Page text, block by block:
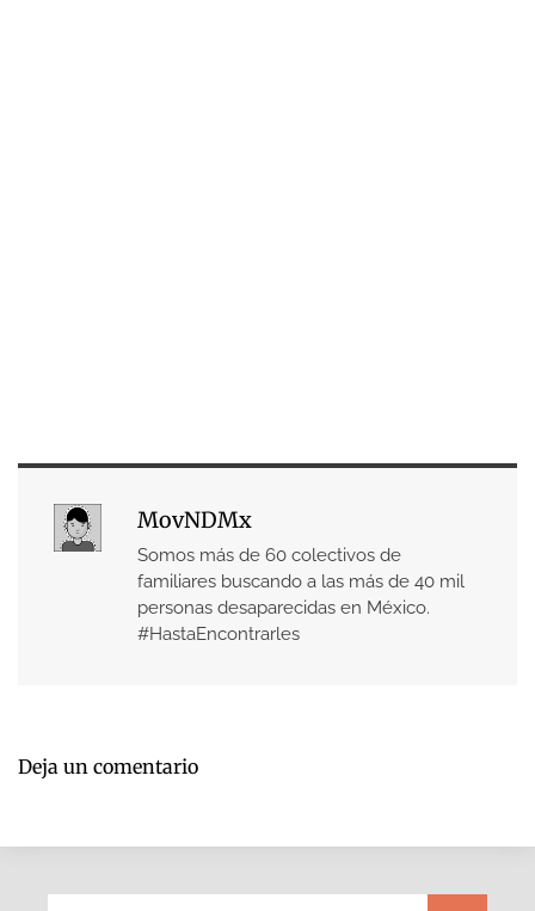
MovNDMx
Somos más de 60 colectivos de
familiares buscando a las más de 40 mil
personas desaparecidas en México.
#HastaEncontrarles
Deja un comentario